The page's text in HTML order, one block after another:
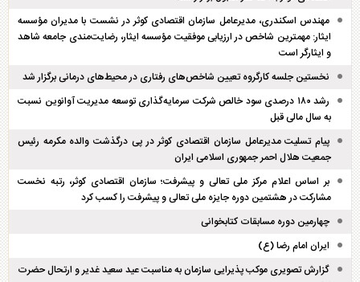
مهندس اسکندری، مدیرعامل سازمان اقتصادی کوثر در نشست با مدیران مؤسسه
ایثار: مهمترین شاخص در ارزیابی موفقیت مؤسسه ایثار، رضایت‌مندی جامعه شاهد
و ایثارگر است
نخستین جلسه کارگروه تعیین شاخص‌های رفتاری در محیط‌های درمانی برگزار شد
رشد ۱۸۰ درصدی سود خالص شرکت سرمایه‌گذاری توسعه مدیریت آوانوین نسبت
به سال مالی قبل
پیام تسلیت مدیرعامل سازمان اقتصادی کوثر در پی درگذشت والده مکرمه رئیس
جمعیت هلال احمر جمهوری اسلامی ایران
بر اساس اعلام مرکز ملی تعالی و پیشرفت؛ سازمان اقتصادی کوثر، رتبه نخست
مشارکت در هشتمین دوره جایزه ملی تعالی و پیشرفت را کسب کرد
چهارمین دوره مسابقات کتابخوانی
ایران امام رضا (ع)
گزارش تصویری موکب پذیرایی سازمان به مناسبت عید سعید غدیر و ارتحال حضرت